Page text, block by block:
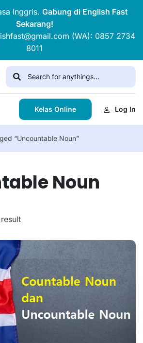
Inggris. Gabung di English Fast
Sekarang!
(WA): 0857 2734
8011
Kelas Online Log In
“Uncountable Noun”
Noun